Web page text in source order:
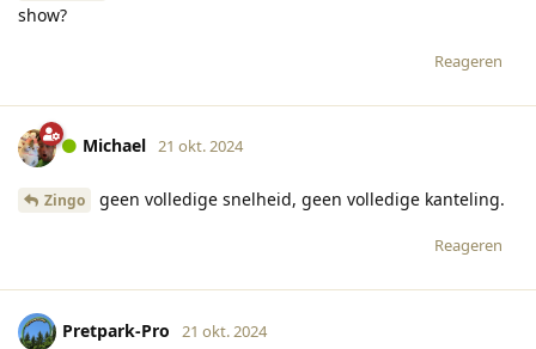
show?
Reageren
Michael 21 okt. 2024
Zingo geen volledige snelheid, geen volledige kanteling.
Reageren
Pretpark-Pro 21 okt. 2024